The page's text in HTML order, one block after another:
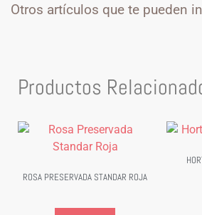
Otros artículos que te pueden
Productos
ROSA PRESERVADA STANDAR ROJA